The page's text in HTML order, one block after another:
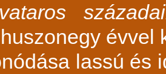
évvel
lassú és